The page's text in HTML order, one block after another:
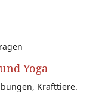
Yoga
Krafttiere.